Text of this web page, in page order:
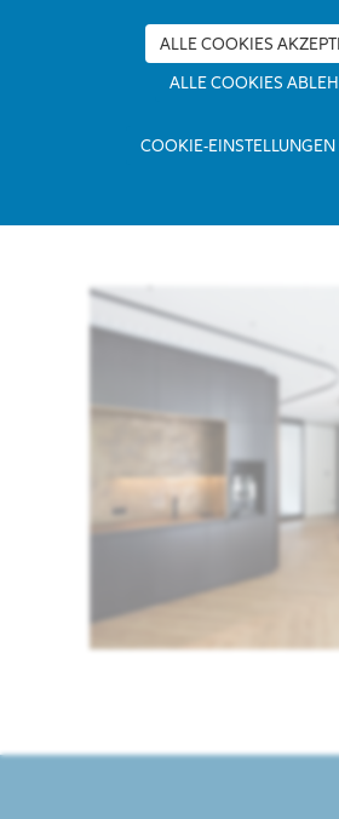
ALLE COOKIES
ALLE COOKIES
COOKIE-
sondern auch die Anbindung an
Verkehrsnetz, an Hauptbahnhof
sorgen dafür, dass regionale,